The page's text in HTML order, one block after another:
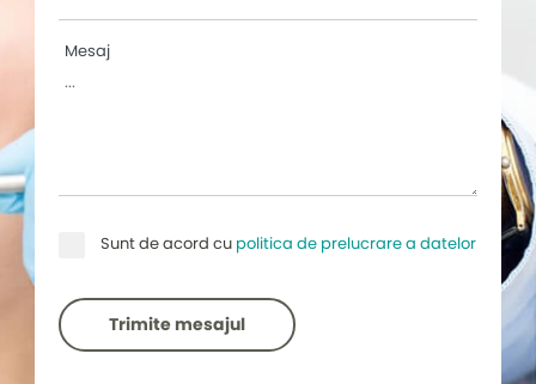
Mesaj
Sunt de acord cu politica de prelucrare a datelor
Trimite mesajul